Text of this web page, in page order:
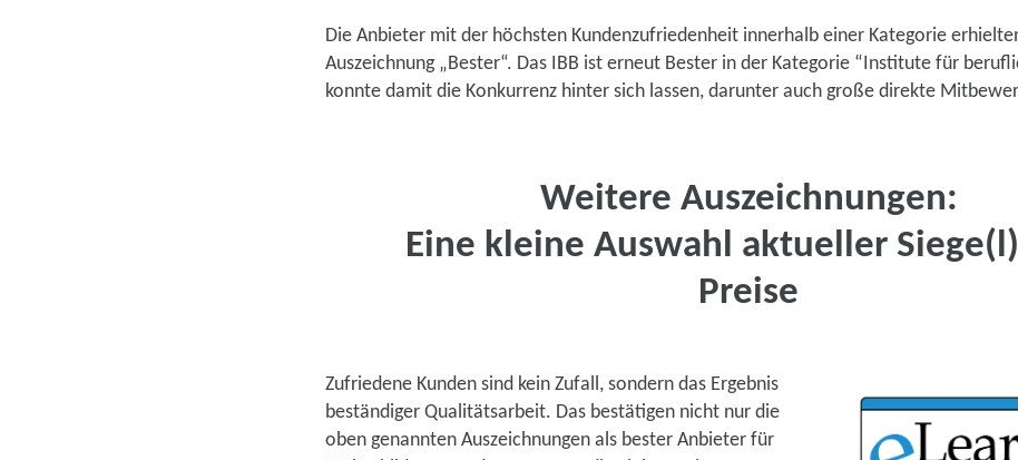
Die Anbieter mit der höchsten Kundenzufriedenheit innerhalb einer Kategorie
Auszeichnung „Bester“. Das IBB ist erneut Bester in der Kategorie “Institute für
konnte damit die Konkurrenz hinter sich lassen, darunter auch große direkte
Weitere Auszeichnungen:
Eine kleine Auswahl aktueller
Preise
Zufriedene Kunden sind kein Zufall, sondern das Ergebnis
beständiger Qualitätsarbeit. Das bestätigen nicht nur die
oben genannten Auszeichnungen als bester Anbieter für